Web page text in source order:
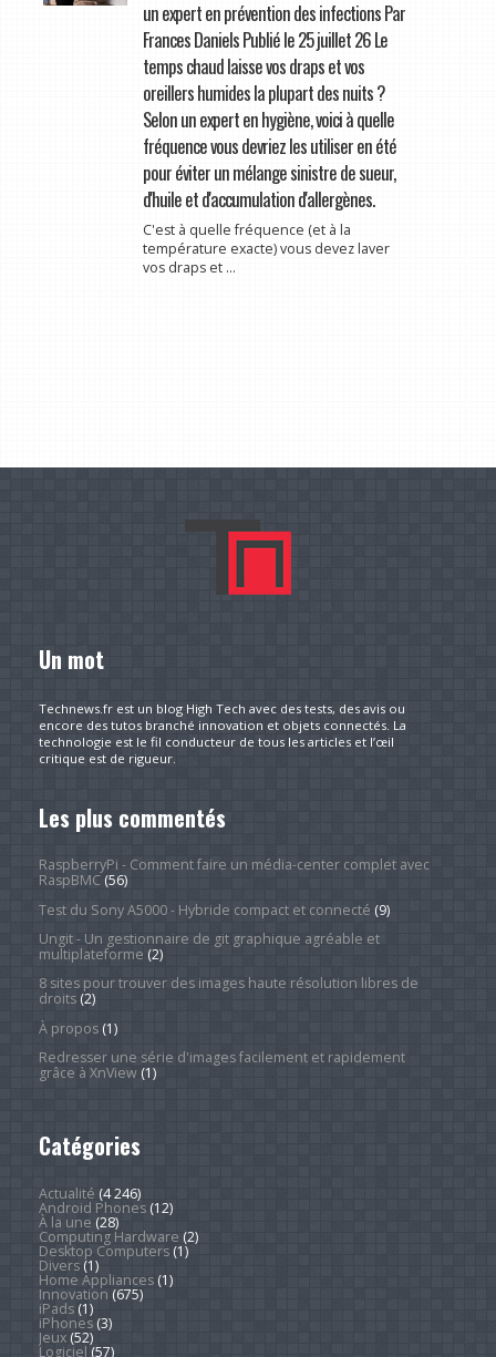
un expert en prévention des infections Par
Frances Daniels Publié le 25 juillet 26 Le
temps chaud laisse vos draps et vos
oreillers humides la plupart des nuits ?
Selon un expert en hygiène, voici à quelle
fréquence vous devriez les utiliser en été
pour éviter un mélange sinistre de sueur,
d'huile et d'accumulation d'allergènes.
C'est à quelle fréquence (et à la
température exacte) vous devez laver
vos draps et ...
Un mot
Technews.fr est un blog High Tech avec des tests, des avis ou
encore des tutos branché innovation et objets connectés. La
technologie est le fil conducteur de tous les articles et l’œil
critique est de rigueur.
Les plus commentés
RaspberryPi - Comment faire un média-center complet avec
RaspBMC(56)
Test du Sony A5000 - Hybride compact et connecté (9)
Ungit - Un gestionnaire de git graphique agréable et
multiplateforme (2)
8 sites pour trouver des images haute résolution libres de
droits(2)
À propos(1)
Redresser une série d'images facilement et rapidement
grâce à XnView(1)
Catégories
Actualité (4 246)
Android Phones(12)
À la une (28)
Computing Hardware (2)
Desktop Computers(1)
Divers(1)
Home Appliances(1)
Innovation (675)
iPads(1)
iPhones(3)
Jeux(52)
Logiciel (57)